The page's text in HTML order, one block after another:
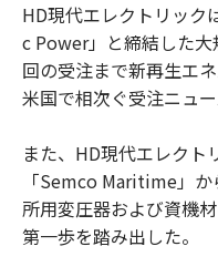
HD現代エレクトリッ
c Power」と締結した
回の受注まで新再生エ
米国で相次ぐ受注ニュー
また、HD現代エレクト
「Semco Maritime」
所用変圧器および資機
第一歩を踏み出した。